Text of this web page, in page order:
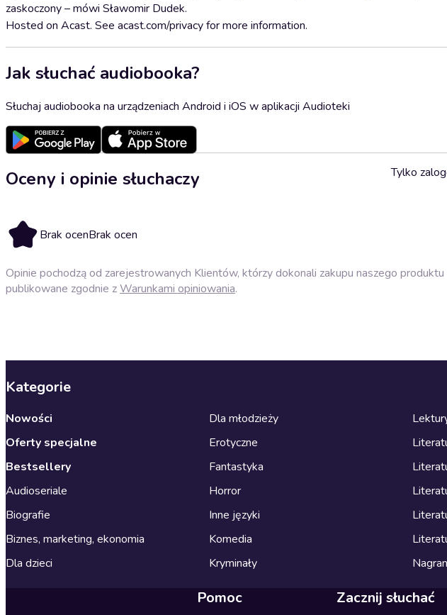
zaskoczony – mówi Sławomir Dudek.
Hosted on Acast. See acast.com/privacy for more information.
Jak słuchać audiobooka?
Słuchaj audiobooka na urządzeniach Android i iOS w aplikacji Audioteki
Oceny i opinie słuchaczy
Brak ocenBrak ocen
Tylko
Opinie pochodzą od zarejestrowanych Klientów, którzy dokonali zakupu naszego
publikowane zgodnie zWarunkami opiniowania.
Kategorie
Nowości
Oferty specjalne
Bestsellery
Audioseriale
Biografie
Biznes, marketing, ekonomia
Dla dzieci
Dla młodzieży
Erotyczne
Fantastyka
Horror
Inne języki
Komedia
Kryminały
Pomoc Zacznij słuchać